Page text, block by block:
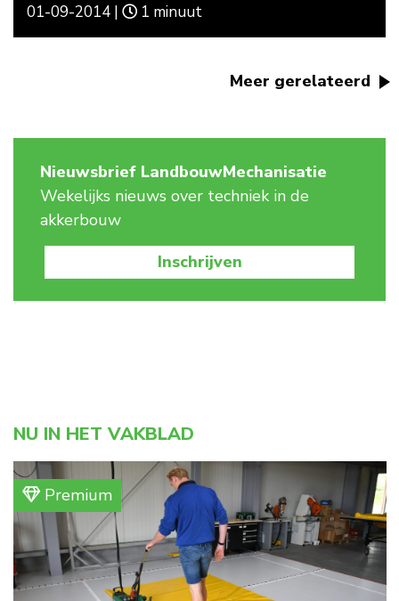
01-09-2014 | 1 minuut
Meer gerelateerd
Nieuwsbrief LandbouwMechanisatie
Wekelijks nieuws over techniek in de
akkerbouw
Inschrijven
NU IN HET VAKBLAD
Premium